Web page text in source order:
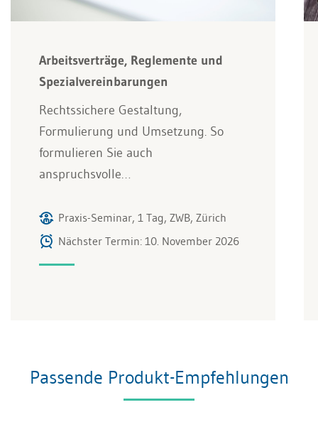
Arbeitsverträge, Reglemente und
Spezialvereinbarungen
Rechtssichere Gestaltung,
Formulierung und Umsetzung. So
formulieren Sie auch
anspruchsvolle…
Praxis-Seminar, 1 Tag, ZWB, Zürich
Nächster Termin: 10. November 2026
Passende Produkt-Empfehlungen